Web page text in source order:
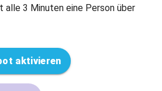
alle 3 Minuten eine Person über
aktivieren